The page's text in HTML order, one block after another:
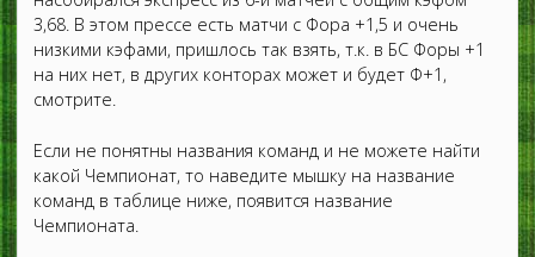
3,68. В этом прессе есть матчи с Фора +1,5 и очень
низкими кэфами, пришлось так взять, т.к. в БС Форы +1
на них нет, в других конторах может и будет Ф+1,
смотрите.
Если не понятны названия команд и не можете найти
какой Чемпионат, то наведите мышку на название
команд в таблице ниже, появится название
Чемпионата.